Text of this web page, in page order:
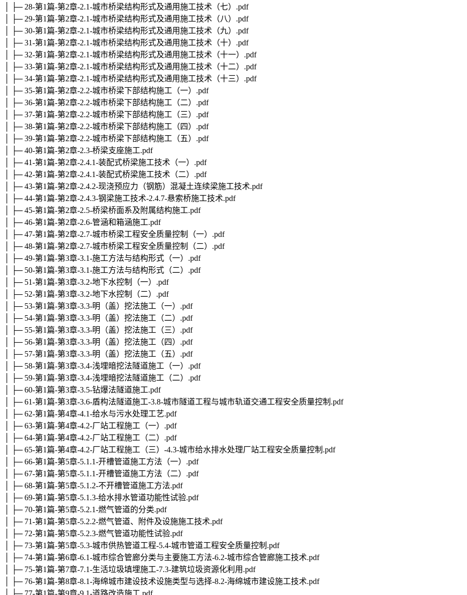
│ ├─ 28-第1篇-第2章-2.1-城市桥梁结构形式及通用施工技术（七）.pdf
│ ├─ 29-第1篇-第2章-2.1-城市桥梁结构形式及通用施工技术（八）.pdf
│ ├─ 30-第1篇-第2章-2.1-城市桥梁结构形式及通用施工技术（九）.pdf
│ ├─ 31-第1篇-第2章-2.1-城市桥梁结构形式及通用施工技术（十）.pdf
│ ├─ 32-第1篇-第2章-2.1-城市桥梁结构形式及通用施工技术（十一）.pdf
│ ├─ 33-第1篇-第2章-2.1-城市桥梁结构形式及通用施工技术（十二）.pdf
│ ├─ 34-第1篇-第2章-2.1-城市桥梁结构形式及通用施工技术（十三）.pdf
│ ├─ 35-第1篇-第2章-2.2-城市桥梁下部结构施工（一）.pdf
│ ├─ 36-第1篇-第2章-2.2-城市桥梁下部结构施工（二）.pdf
│ ├─ 37-第1篇-第2章-2.2-城市桥梁下部结构施工（三）.pdf
│ ├─ 38-第1篇-第2章-2.2-城市桥梁下部结构施工（四）.pdf
│ ├─ 39-第1篇-第2章-2.2-城市桥梁下部结构施工（五）.pdf
│ ├─ 40-第1篇-第2章-2.3-桥梁支座施工.pdf
│ ├─ 41-第1篇-第2章-2.4.1-装配式桥梁施工技术（一）.pdf
│ ├─ 42-第1篇-第2章-2.4.1-装配式桥梁施工技术（二）.pdf
│ ├─ 43-第1篇-第2章-2.4.2-现浇预应力（钢筋）混凝土连续梁施工技术.pdf
│ ├─ 44-第1篇-第2章-2.4.3-钢梁施工技术-2.4.7-悬索桥施工技术.pdf
│ ├─ 45-第1篇-第2章-2.5-桥梁桥面系及附属结构施工.pdf
│ ├─ 46-第1篇-第2章-2.6-管涵和箱涵施工.pdf
│ ├─ 47-第1篇-第2章-2.7-城市桥梁工程安全质量控制（一）.pdf
│ ├─ 48-第1篇-第2章-2.7-城市桥梁工程安全质量控制（二）.pdf
│ ├─ 49-第1篇-第3章-3.1-施工方法与结构形式（一）.pdf
│ ├─ 50-第1篇-第3章-3.1-施工方法与结构形式（二）.pdf
│ ├─ 51-第1篇-第3章-3.2-地下水控制（一）.pdf
│ ├─ 52-第1篇-第3章-3.2-地下水控制（二）.pdf
│ ├─ 53-第1篇-第3章-3.3-明（盖）挖法施工（一）.pdf
│ ├─ 54-第1篇-第3章-3.3-明（盖）挖法施工（二）.pdf
│ ├─ 55-第1篇-第3章-3.3-明（盖）挖法施工（三）.pdf
│ ├─ 56-第1篇-第3章-3.3-明（盖）挖法施工（四）.pdf
│ ├─ 57-第1篇-第3章-3.3-明（盖）挖法施工（五）.pdf
│ ├─ 58-第1篇-第3章-3.4-浅埋暗挖法隧道施工（一）.pdf
│ ├─ 59-第1篇-第3章-3.4-浅埋暗挖法隧道施工（二）.pdf
│ ├─ 60-第1篇-第3章-3.5-钻爆法隧道施工.pdf
│ ├─ 61-第1篇-第3章-3.6-盾构法隧道施工-3.8-城市隧道工程与城市轨道交通工程安全质量控制.pdf
│ ├─ 62-第1篇-第4章-4.1-给水与污水处理工艺.pdf
│ ├─ 63-第1篇-第4章-4.2-厂站工程施工（一）.pdf
│ ├─ 64-第1篇-第4章-4.2-厂站工程施工（二）.pdf
│ ├─ 65-第1篇-第4章-4.2-厂站工程施工（三）-4.3-城市给水排水处理厂站工程安全质量控制.pdf
│ ├─ 66-第1篇-第5章-5.1.1-开槽管道施工方法（一）.pdf
│ ├─ 67-第1篇-第5章-5.1.1-开槽管道施工方法（二）.pdf
│ ├─ 68-第1篇-第5章-5.1.2-不开槽管道施工方法.pdf
│ ├─ 69-第1篇-第5章-5.1.3-给水排水管道功能性试验.pdf
│ ├─ 70-第1篇-第5章-5.2.1-燃气管道的分类.pdf
│ ├─ 71-第1篇-第5章-5.2.2-燃气管道、附件及设施施工技术.pdf
│ ├─ 72-第1篇-第5章-5.2.3-燃气管道功能性试验.pdf
│ ├─ 73-第1篇-第5章-5.3-城市供热管道工程-5.4-城市管道工程安全质量控制.pdf
│ ├─ 74-第1篇-第6章-6.1-城市综合管廊分类与主要施工方法-6.2-城市综合管廊施工技术.pdf
│ ├─ 75-第1篇-第7章-7.1-生活垃圾填埋施工-7.3-建筑垃圾资源化利用.pdf
│ ├─ 76-第1篇-第8章-8.1-海绵城市建设技术设施类型与选择-8.2-海绵城市建设施工技术.pdf